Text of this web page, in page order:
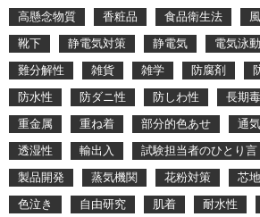
高懸念物質
香粧品 食品衛生法
靴下
静電気対策 静電気 電気泳
難分解性
雑貨 雑学 防腐剤
防水性
防ダニ性 防しわ性 長期
重金属
重ね着 部分的色あせ 通
透湿性
輸出入 試験担当者のひとり言
製品開発
蒸気機関 花粉対策
芯
色泣き
自由研究 肌着 耐水性